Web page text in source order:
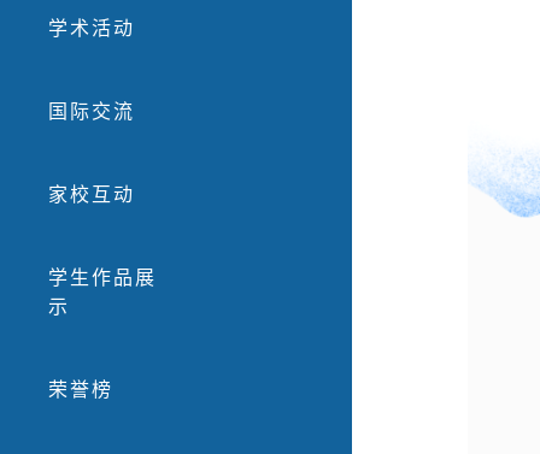
学术活动
国际交流
家校互动
学生作品展
示
荣誉榜